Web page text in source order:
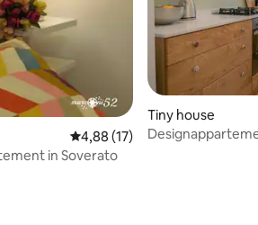
op 5, 14 recensies
Gemiddelde beoordeling van
4,88 (17)
in Soverato
Tiny house